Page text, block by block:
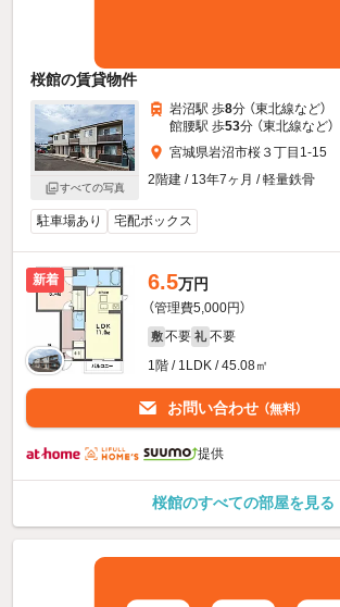
桜館の賃貸物件
すべての写真
岩沼駅 歩8分 （東北線など）
館腰駅 歩53分 （東北線など）
宮城県岩沼市桜３丁目1-15
2階建 / 13年7ヶ月 / 軽量鉄骨
駐車場あり 宅配ボックス
新着 6.5万円
（管理費5,000円）
敷 不要 礼 不要
1階 / 1LDK / 45.08㎡
お問い合わせ （無料）
提供
桜館のすべての部屋を見る